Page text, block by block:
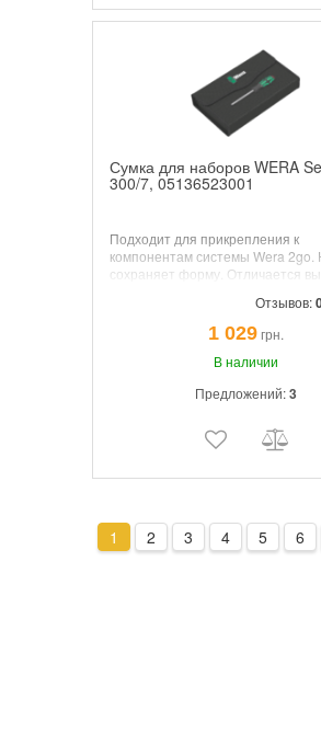
Сумка для наборов WERA
300/7, 05136523001
Подходит для прикрепления к
компонентам системы Wera 2go.
сохраняет форму. Отличается
Xорошая защита переносимых
инструментов от повреждений и
Поставляется с полоской на
Отзывов:
1 029грн.
В наличии
Предложений:3
1 2 3 4 5 6